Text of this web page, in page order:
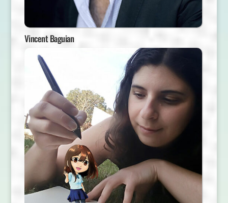
Vincent Baguian